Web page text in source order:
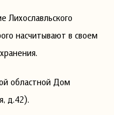
Лихославльского
насчитывают в своем
областной Дом
д.42).